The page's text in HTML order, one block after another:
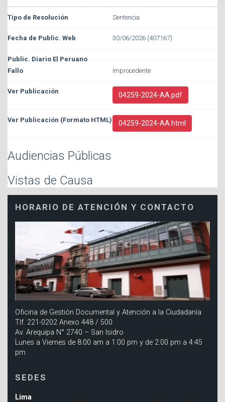
Sentencia
30/06/2026 (407167)
Improcedente
04259-2024-AA.pdf
04259-2024-AA.html
Audiencias Públicas
Vistas de Causa
HORARIO DE ATENCIÓN Y CONTACTO
Oficina de Gestión Documental y Atención a la Ciudadanía
Tlf. 221-0202 Anexo 448 / 500
Av. Arequipa N° 2740 – San Isidro
Lunes a Viernes de 8:00 am a 1:00 pm y de 2:00 pm a 4:45
pm
SEDES
Lima